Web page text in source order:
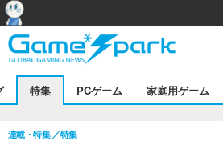
特集 PCゲーム 家庭用ゲーム
連載・特集 特集